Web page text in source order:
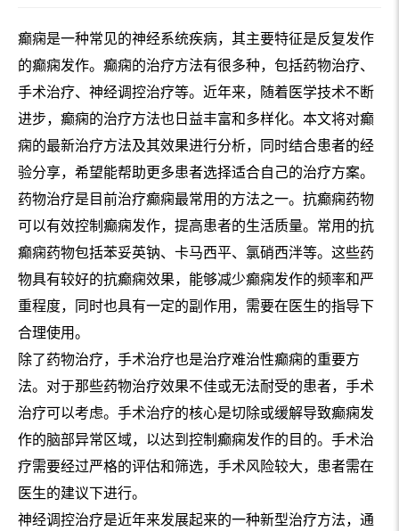
癫痫是一种常见的神经系统疾病，其主要特征是反复发作
的癫痫发作。癫痫的治疗方法有很多种，包括药物治疗、
手术治疗、神经调控治疗等。近年来，随着医学技术不断
进步，癫痫的治疗方法也日益丰富和多样化。本文将对癫
痫的最新治疗方法及其效果进行分析，同时结合患者的经
验分享，希望能帮助更多患者选择适合自己的治疗方案。
药物治疗是目前治疗癫痫最常用的方法之一。抗癫痫药物
可以有效控制癫痫发作，提高患者的生活质量。常用的抗
癫痫药物包括苯妥英钠、卡马西平、氯硝西泮等。这些药
物具有较好的抗癫痫效果，能够减少癫痫发作的频率和严
重程度，同时也具有一定的副作用，需要在医生的指导下
合理使用。
除了药物治疗，手术治疗也是治疗难治性癫痫的重要方
法。对于那些药物治疗效果不佳或无法耐受的患者，手术
治疗可以考虑。手术治疗的核心是切除或缓解导致癫痫发
作的脑部异常区域，以达到控制癫痫发作的目的。手术治
疗需要经过严格的评估和筛选，手术风险较大，患者需在
医生的建议下进行。
神经调控治疗是近年来发展起来的一种新型治疗方法，通